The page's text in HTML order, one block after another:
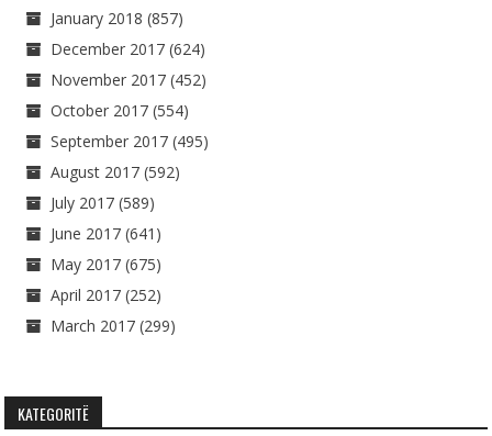
January 2018 (857)
December 2017 (624)
November 2017 (452)
October 2017 (554)
September 2017 (495)
August 2017 (592)
July 2017 (589)
June 2017 (641)
May 2017 (675)
April 2017 (252)
March 2017 (299)
KATEGORITË